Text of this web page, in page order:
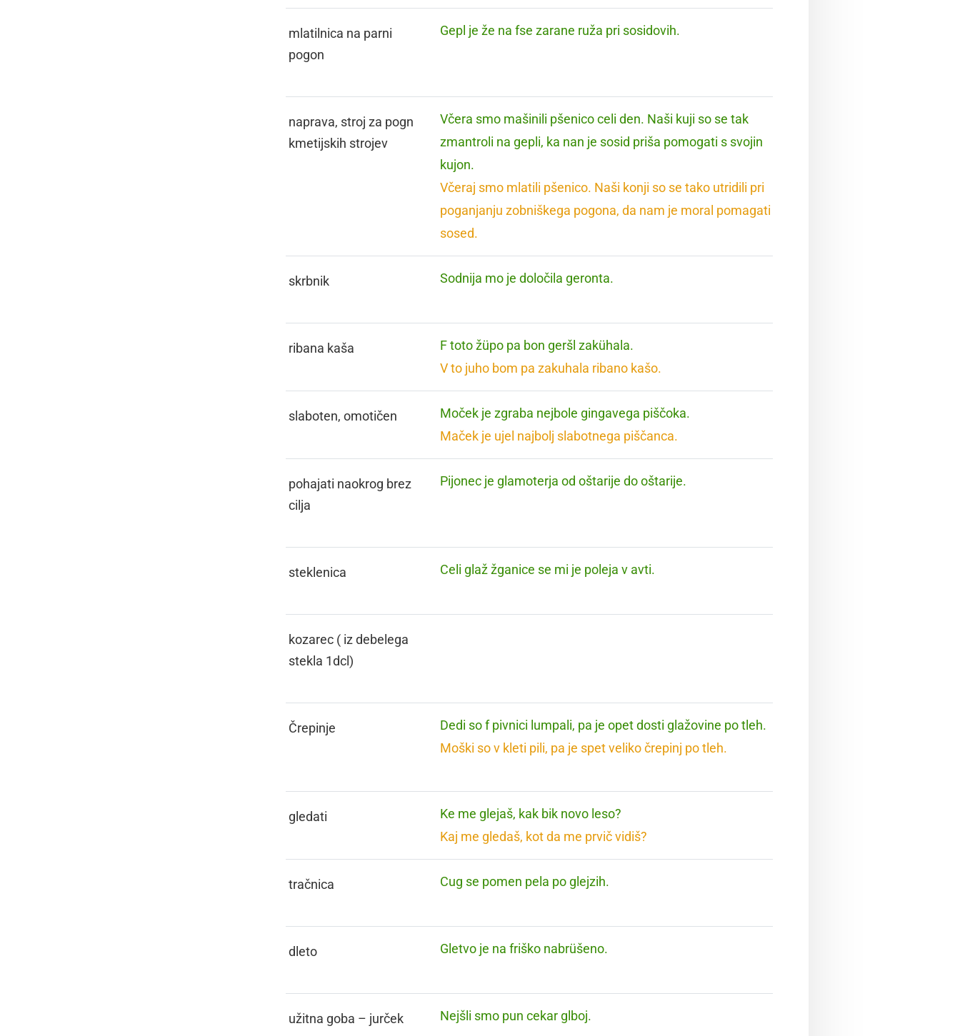
mlatilnica na parni
pogon
Gepl je že na fse zarane ruža pri sosidovih.
naprava, stroj za pogn
kmetijskih strojev
Včera smo mašinili pšenico celi den. Naši kuji so se tak
zmantroli na gepli, ka nan je sosid priša pomogati s svojin
kujon.
Včeraj smo mlatili pšenico. Naši konji so se tako utridili pri
poganjanju zobniškega pogona, da nam je moral pomagati
sosed.
skrbnik Sodnija mo je določila geronta.
ribana kaša
F toto žüpo pa bon geršl zakühala.
V to juho bom pa zakuhala ribano kašo.
slaboten, omotičen
Moček je zgraba nejbole gingavega piščoka.
Maček je ujel najbolj slabotnega piščanca.
pohajati naokrog brez
cilja
Pijonec je glamoterja od oštarije do oštarije.
steklenica Celi glaž žganice se mi je poleja v avti.
kozarec ( iz debelega
stekla 1dcl)
Črepinje
Dedi so f pivnici lumpali, pa je opet dosti glažovine po tleh.
Moški so v kleti pili, pa je spet veliko črepinj po tleh.
gledati
Ke me glejaš, kak bik novo leso?
Kaj me gledaš, kot da me prvič vidiš?
tračnica Cug se pomen pela po glejzih.
dleto Gletvo je na friško nabrüšeno.
užitna goba – jurček Nejšli smo pun cekar glboj.